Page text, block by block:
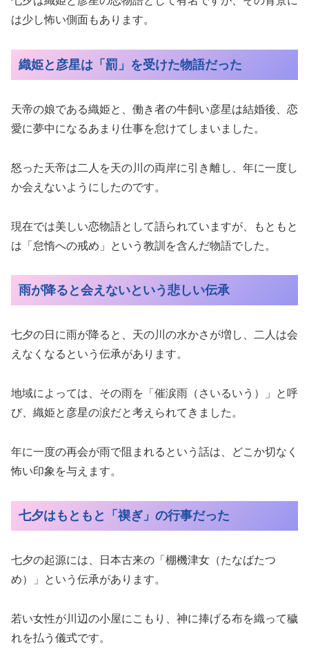
は少し怖い側面もあります。
織姫と彦星は「罰」を受けた物語だった
天帝の娘である織姫と、働き者の牛飼い彦星は結婚後、恋
愛に夢中になるあまり仕事を怠けてしまいました。
怒った天帝は二人を天の川の両岸に引き離し、年に一度し
か会えないようにしたのです。
現在では美しい恋物語として語られていますが、もともと
は「怠惰への戒め」という教訓を含んだ物語でした。
雨が降ると会えないという悲しい伝承
七夕の日に雨が降ると、天の川の水かさが増し、二人は会
えなくなるという伝承があります。
地域によっては、その雨を「催涙雨（さいるいう）」と呼
び、織姫と彦星の涙だと考えられてきました。
年に一度の再会が雨で阻まれるという話は、どこか切なく
怖い印象を与えます。
七夕はもともと「禊ぎ」の行事だった
七夕の起源には、日本古来の「棚機津女（たなばたつ
め）」という伝承があります。
若い女性が川辺の小屋にこもり、神に捧げる布を織って穢
れを払う儀式です。